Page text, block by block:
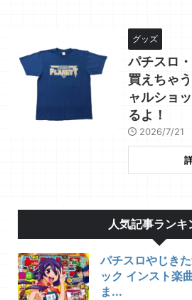
グッズ
パチスロ
買えちゃ
ャルショ
るよ！
2026/7/21
人気記事ランキ
パチスロやじき
ック インスト楽
ま...